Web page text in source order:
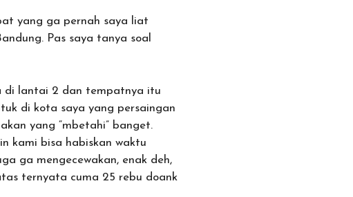
yang ga pernah saya liat
Pas saya tanya soal
di lantai 2 dan tempatnya itu
di kota saya yang persaingan
yang “mbetahi” banget.
kami bisa habiskan waktu
ga mengecewakan, enak deh,
ternyata cuma 25 rebu doank